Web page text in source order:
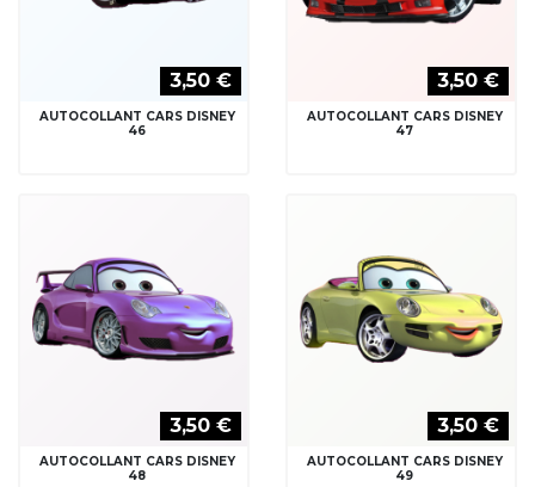
3,50 €
AUTOCOLLANT CARS DISNEY
46
3,50 €
AUTOCOLLANT CARS DISNEY
47
3,50 €
AUTOCOLLANT CARS DISNEY
48
3,50 €
AUTOCOLLANT CARS DISNEY
49